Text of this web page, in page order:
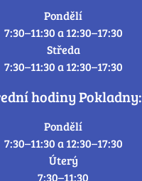
Pondělí
7:30–11:30 a 12:30–17:30
Středa
7:30–11:30 a 12:30–17:30
hodiny Pokladny:
Pondělí
7:30–11:30 a 12:30–17:30
Úterý
7:30–11:30